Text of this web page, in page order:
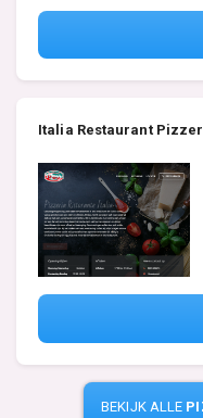
Italia Restaurant
BEKIJK ALLE